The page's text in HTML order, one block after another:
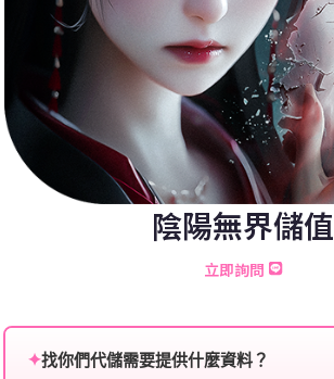
陰陽無界儲值
立即詢問
✦找你們代儲需要提供什麼資料？